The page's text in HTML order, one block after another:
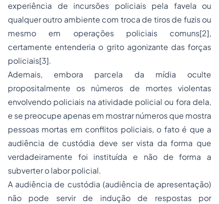
experiência de incursões policiais pela favela ou
qualquer outro ambiente com troca de tiros de fuzis ou
mesmo em operações policiais comuns[2],
certamente entenderia o grito agonizante das forças
policiais[3].
Ademais, embora parcela da mídia oculte
propositalmente os números de mortes violentas
envolvendo policiais na atividade policial ou fora dela,
e se preocupe apenas em mostrar números que mostra
pessoas mortas em conflitos policiais, o fato é que a
audiência de custódia deve ser vista da forma que
verdadeiramente foi instituída e não de forma a
subverter o labor policial.
A audiência de custódia (audiência de apresentação)
não pode servir de indução de respostas por